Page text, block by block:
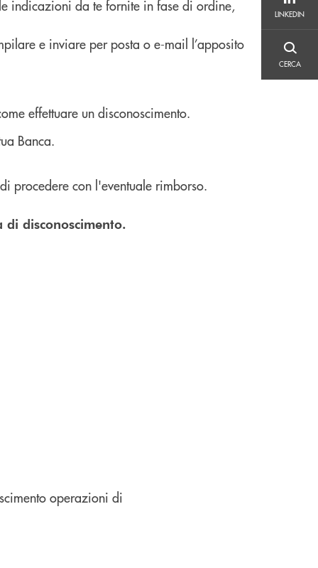
LINKEDIN
LINKEDIN
CERCA
CERCA
indicazioni da te fornite in fase di ordine,
e inviare per posta o e-mail l’apposito
effettuare un disconoscimento.
Banca.
procedere con l'eventuale rimborso.
disconoscimento.
operazioni di